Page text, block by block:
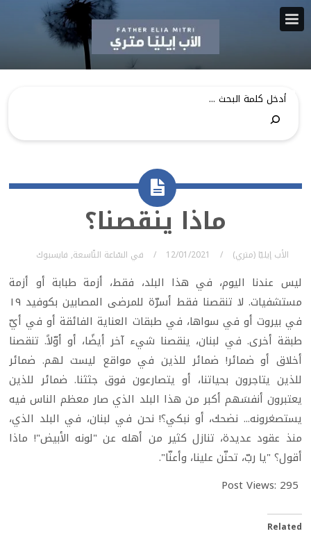
ماذا ينقصنا؟
الأب إيليّا (متري) 12/01/2021 في السّاعة التّاسعة, فايسبوك
ليس عندنا اليوم، في هذا البلد، فقط، أزمة طبابة أو أزمة
مستشفيات. لا تنقصنا فقط أسرّة للمرضى المصابين بكوفيد ١٩
في بيروت أو في سواها، في طبقات العناية الفائقة أو في أيّ
طبقة أخرى. في لبنان، ينقصنا شيء آخر أيضًا، أو أوّلاً. تنقصنا
أخلاق أو ضمائر! ضمائر للذين في مواقع ليست لهم. ضمائر
للذين يتاجرون بحياتنا، أو يتصارعون فوق جثثنا. ضمائر للذين
يعتبرون أنفسَهم أكبر من هذا البلد الذي صار معظم الناس فيه
يستصغرونه... نضحك، أو نبكي؟! نحن في لبنان، في البلد الذي،
منذ عقود عديدة، تنازل كثير من أهله عن "لونه الأبيض"! ماذا
أقول؟ "يا ربّ، تحنّن علينا، وأعنّا".
Post Views: 295
Related